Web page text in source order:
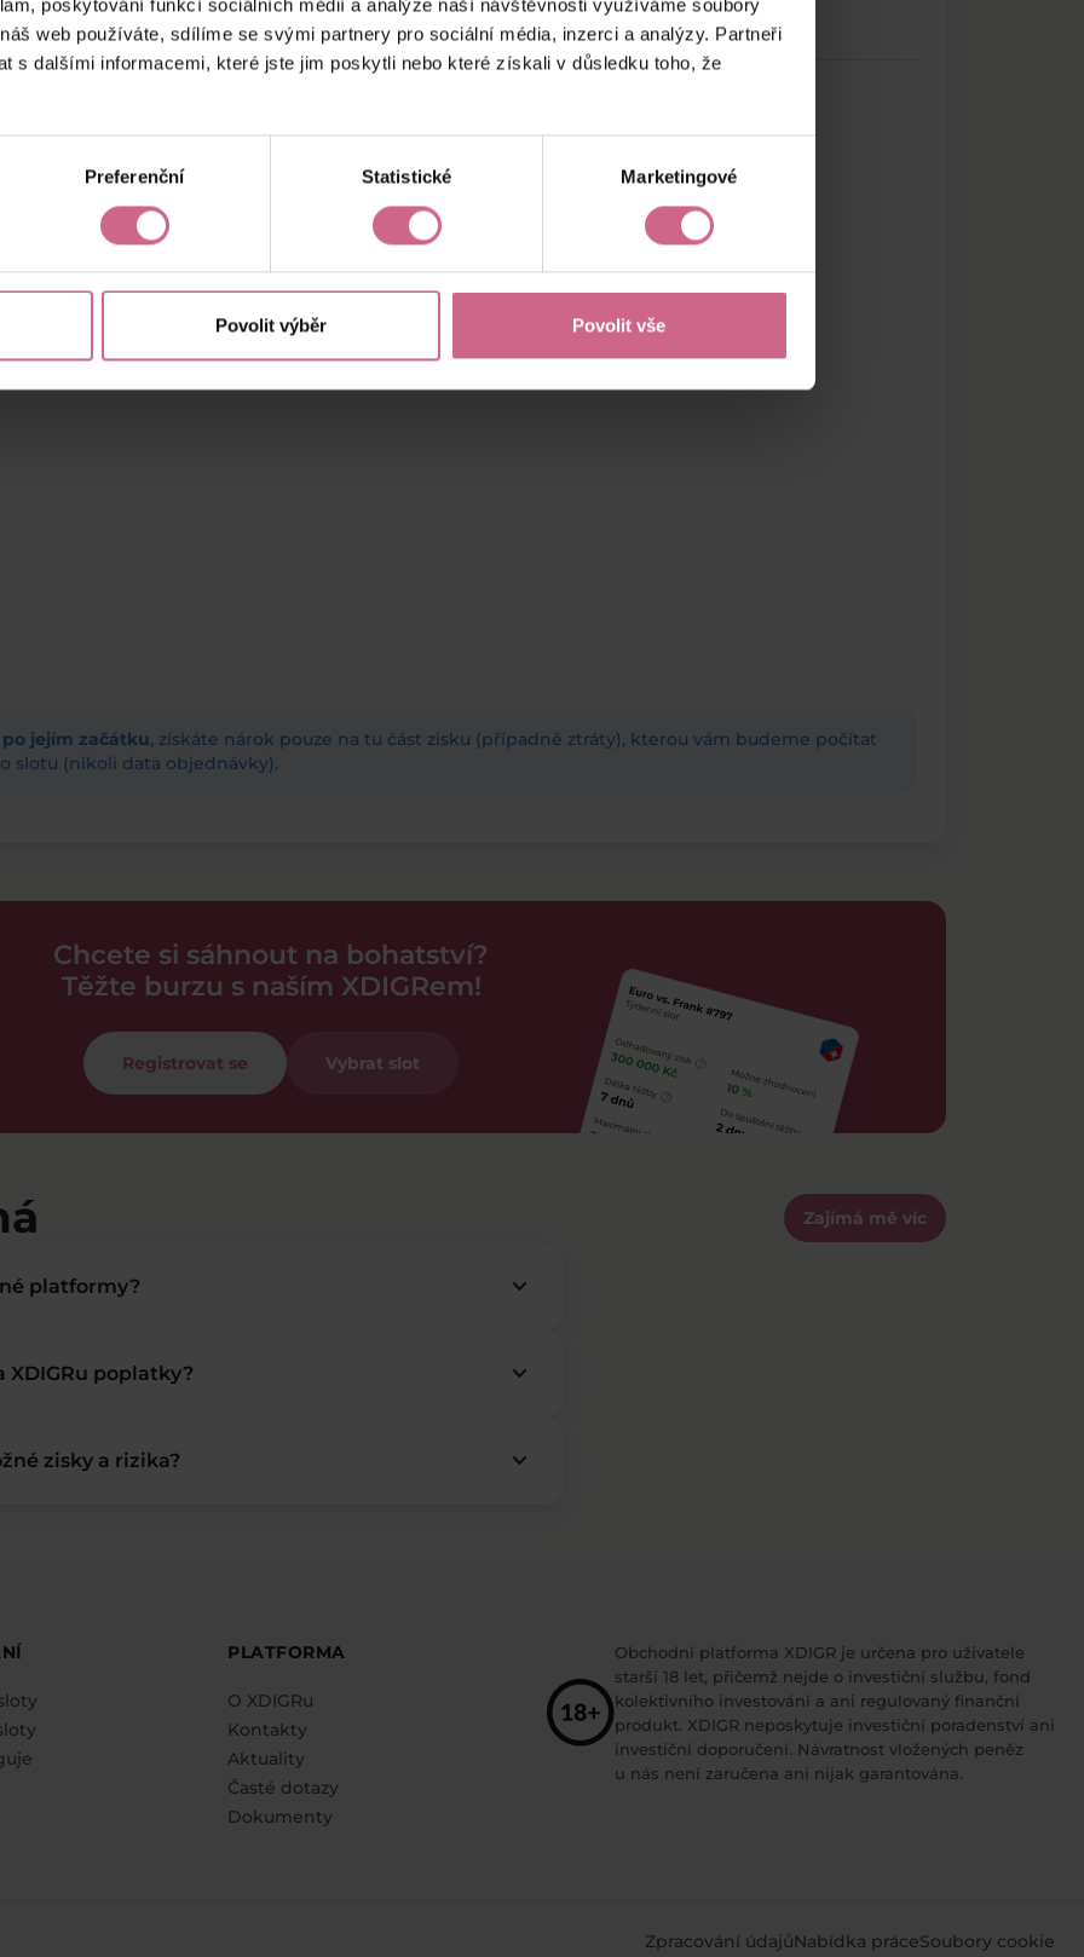
poskytování funkcí sociálních médií a analýze naší návštěvnosti využíváme soubory
web používáte, sdílíme se svými partnery pro sociální média, inzerci a analýzy. Partneři
s dalšími informacemi, které jste jim poskytli nebo které získali v důsledku toho, že
Preferenční Statistické Marketingové
Povolit výběr Povolit vše
jejím začátku, získáte nárok pouze na tu část zisku (případně ztráty), kterou vám budeme počítat
slotu (nikoli data objednávky).
Chcete si sáhnout na bohatství?
Těžte burzu s naším XDIGRem!
Registrovat se Vybrat slot
Zajímá mě víc
platformy? keyboard_arrow_down
XDIGRu poplatky? keyboard_arrow_down
zisky a rizika? keyboard_arrow_down
PLATFORMA
O XDIGRu
Kontakty
Aktuality
Časté dotazy
Dokumenty
Obchodní platforma XDIGR je určena pro uživatele
starší 18 let, přičemž nejde o investiční službu, fond
kolektivního investování a ani regulovaný finanční
produkt. XDIGR neposkytuje investiční poradenství ani
investiční doporučení. Návratnost vložených peněz
u nás není zaručena ani nijak garantována.
Zpracování údajůNabídka práceSoubory cookie